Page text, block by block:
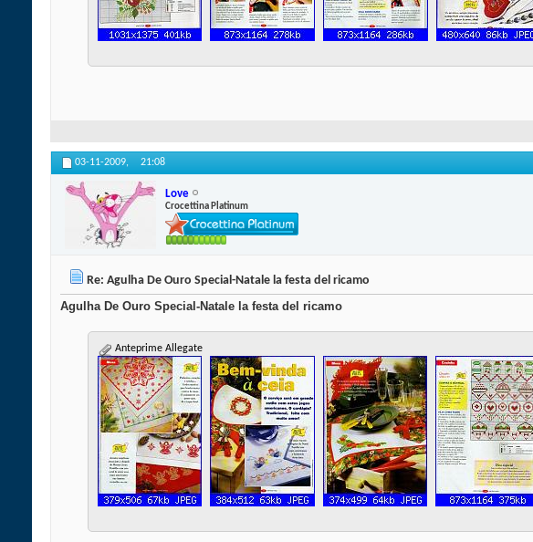
03-11-2009, 21:08
Love
Crocettina Platinum
Re: Agulha De Ouro Special-Natale la festa del ricamo
Agulha De Ouro Special-Natale la festa del ricamo
Anteprime Allegate